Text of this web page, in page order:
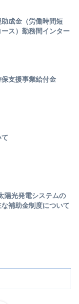
成金（労働時間短
ス）勤務間インター
支援事業給付金
陽光発電システムの
補助金制度について